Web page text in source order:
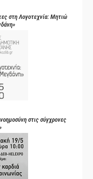
στη Λογοτεχνία: Μητιώ
στις σύγχρονες